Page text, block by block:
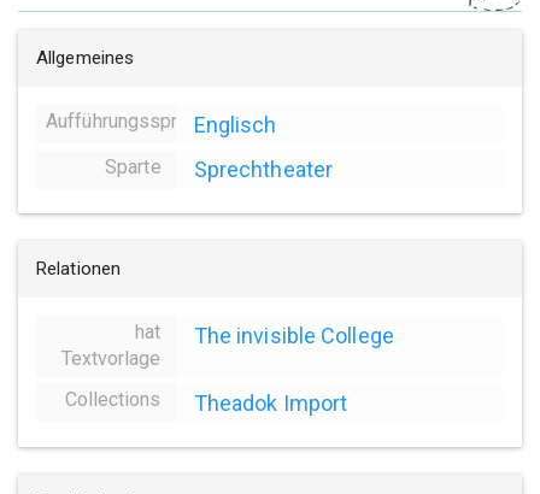
Allgemeines
AufführungsspracheEnglisch
Sparte Sprechtheater
Relationen
hat
Textvorlage
The invisible College
Collections Theadok Import